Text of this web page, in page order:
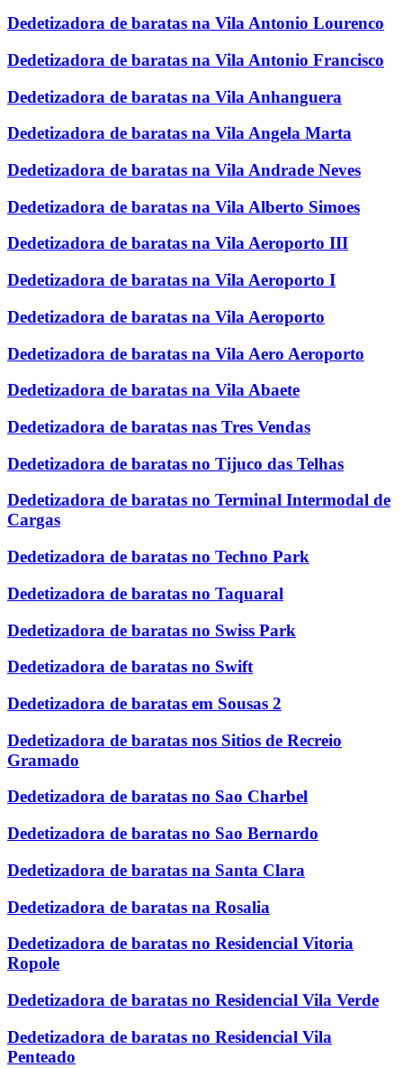
Dedetizadora de baratas na Vila Antonio Lourenco
Dedetizadora de baratas na Vila Antonio Francisco
Dedetizadora de baratas na Vila Anhanguera
Dedetizadora de baratas na Vila Angela Marta
Dedetizadora de baratas na Vila Andrade Neves
Dedetizadora de baratas na Vila Alberto Simoes
Dedetizadora de baratas na Vila Aeroporto III
Dedetizadora de baratas na Vila Aeroporto I
Dedetizadora de baratas na Vila Aeroporto
Dedetizadora de baratas na Vila Aero Aeroporto
Dedetizadora de baratas na Vila Abaete
Dedetizadora de baratas nas Tres Vendas
Dedetizadora de baratas no Tijuco das Telhas
Dedetizadora de baratas no Terminal Intermodal de
Cargas
Dedetizadora de baratas no Techno Park
Dedetizadora de baratas no Taquaral
Dedetizadora de baratas no Swiss Park
Dedetizadora de baratas no Swift
Dedetizadora de baratas em Sousas 2
Dedetizadora de baratas nos Sitios de Recreio
Gramado
Dedetizadora de baratas no Sao Charbel
Dedetizadora de baratas no Sao Bernardo
Dedetizadora de baratas na Santa Clara
Dedetizadora de baratas na Rosalia
Dedetizadora de baratas no Residencial Vitoria
Ropole
Dedetizadora de baratas no Residencial Vila Verde
Dedetizadora de baratas no Residencial Vila
Penteado